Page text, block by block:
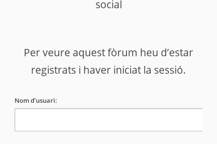
social
Per veure aquest fòrum heu d’estar
registrats i haver iniciat la sessió.
Nom d’usuari: